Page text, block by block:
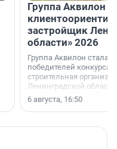
Группа Аквилон
застройщик
области» 2026
Группа Аквилон стала
победителей конкурса
строительная
Ленинградской области
номинации «Самый
застройщик
области».
6 августа, 16:50